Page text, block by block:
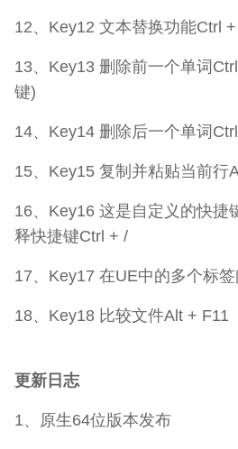
12、Key12 文本替换功能Ctrl
13、Key13 删除前一个单词
键)
14、Key14 删除后一个单词
15、Key15 复制并粘贴当前行
16、Key16 这是自定义的快捷
释快捷键Ctrl + /
17、Key17 在UE中的多个标
18、Key18 比较文件Alt + F11
更新日志
1、原生64位版本发布